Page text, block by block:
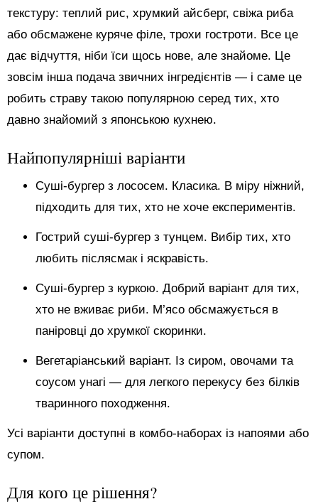
текстуру: теплий рис, хрумкий айсберг, свіжа риба
або обсмажене куряче філе, трохи гостроти. Все це
дає відчуття, ніби їси щось нове, але знайоме. Це
зовсім інша подача звичних інгредієнтів — і саме це
робить страву такою популярною серед тих, хто
давно знайомий з японською кухнею.
Найпопулярніші варіанти
Суші-бургер з лососем. Класика. В міру ніжний,
підходить для тих, хто не хоче експериментів.
Гострий суші-бургер з тунцем. Вибір тих, хто
любить післясмак і яскравість.
Суші-бургер з куркою. Добрий варіант для тих,
хто не вживає риби. М’ясо обсмажується в
паніровці до хрумкої скоринки.
Вегетаріанський варіант. Із сиром, овочами та
соусом унагі — для легкого перекусу без білків
тваринного походження.
Усі варіанти доступні в комбо-наборах із напоями або
супом.
Для кого це рішення?